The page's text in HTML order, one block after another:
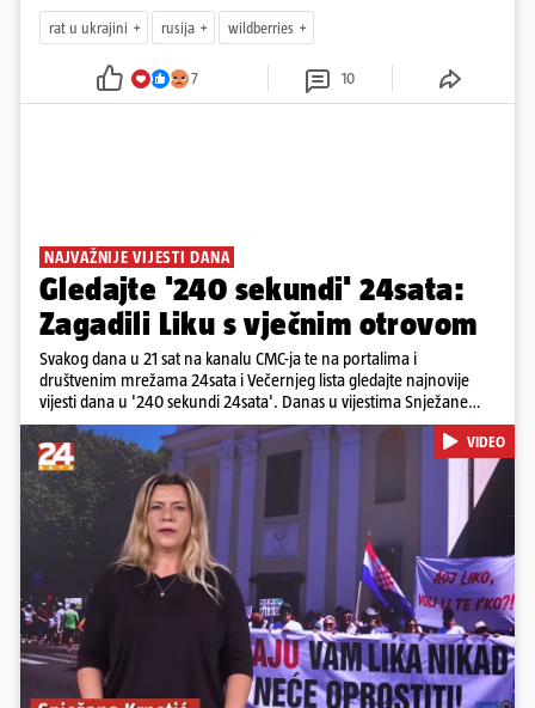
rat u ukrajini rusija wildberries
7 10
NAJVAŽNIJE VIJESTI DANA
Gledajte '240 sekundi' 24sata:
Zagadili Liku s vječnim otrovom
Svakog dana u 21 sat na kanalu CMC-ja te na portalima i
društvenim mrežama 24sata i Večernjeg lista gledajte najnovije
vijesti dana u '240 sekundi 24sata'. Danas u vijestima Snježane
Krnetić: Lika teško zagađena s 37.000 tona opasnog otpada, Troje
poginulih u nesreći u Zagrebu, Uhićen načelnik Svetog Ivana
Žabna, Borba za život Denisa Vejzovića, Krajaču režu ovlasti: Slijedi
otkaz...
Pokretanje videa...
VIDEO